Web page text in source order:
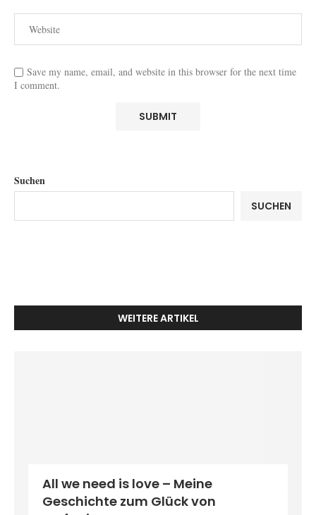
Save my name, email, and website in this browser for the next time
I comment.
Suchen
SUCHEN
WEITERE ARTIKEL
All we need is love – Meine
Geschichte zum Glück von